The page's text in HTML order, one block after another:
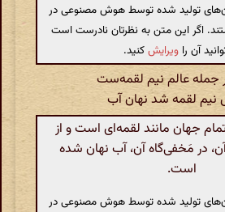
تولید شده توسط هوش مصنوعی در
اگر این متن به نظرتان نادرست است
آن را ویرایشکنید.
جمله عالم نیم لقمه‌ست
لقمه شد نهان آب
جهان مانند لقمه‌ای است و از
در مَخفی‌گاه آن، آب نهان شده
است.
تولید شده توسط هوش مصنوعی در